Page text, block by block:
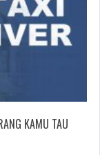
KAMU TAU